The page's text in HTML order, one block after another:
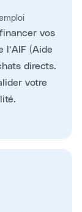
vos
l’AIF (Aide
directs.
votre